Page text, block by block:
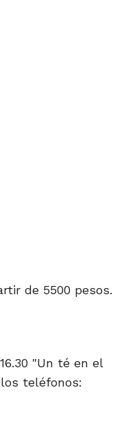
de 5500 pesos.
"Un té en el
teléfonos: